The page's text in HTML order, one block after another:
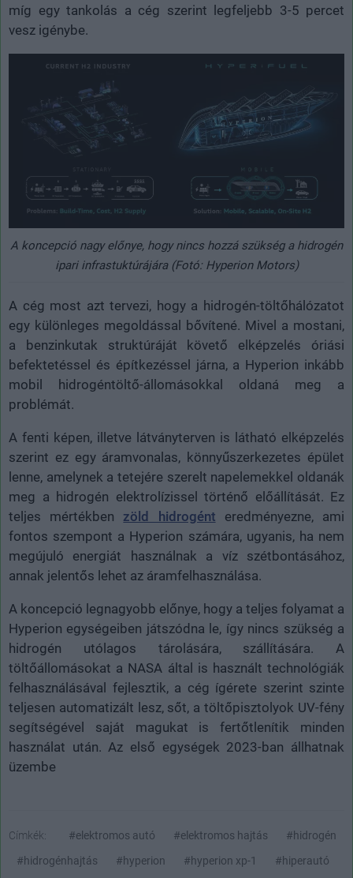
míg egy tankolás a cég szerint legfeljebb 3-5 percet
vesz igénybe.
A koncepció nagy előnye, hogy nincs hozzá szükség a hidrogén
ipari infrastuktúrájára (Fotó: Hyperion Motors)
A cég most azt tervezi, hogy a hidrogén-töltőhálózatot
egy különleges megoldással bővítené. Mivel a mostani,
a benzinkutak struktúráját követő elképzelés óriási
befektetéssel és építkezéssel járna, a Hyperion inkább
mobil hidrogéntöltő-állomásokkal oldaná meg a
problémát.
A fenti képen, illetve látványterven is látható elképzelés
szerint ez egy áramvonalas, könnyűszerkezetes épület
lenne, amelynek a tetejére szerelt napelemekkel oldanák
meg a hidrogén elektrolízissel történő előállítását. Ez
teljes mértékben zöld hidrogént eredményezne, ami
fontos szempont a Hyperion számára, ugyanis, ha nem
megújuló energiát használnak a víz szétbontásához,
annak jelentős lehet az áramfelhasználása.
A koncepció legnagyobb előnye, hogy a teljes folyamat a
Hyperion egységeiben játszódna le, így nincs szükség a
hidrogén utólagos tárolására, szállítására. A
töltőállomásokat a NASA által is használt technológiák
felhasználásával fejlesztik, a cég ígérete szerint szinte
teljesen automatizált lesz, sőt, a töltőpisztolyok UV-fény
segítségével saját magukat is fertőtlenítik minden
használat után. Az első egységek 2023-ban állhatnak
üzembe
Címkék: #elektromos autó #elektromos hajtás
#hidrogén
#hidrogénhajtás
#hyperion #hyperion xp-1 #hiperautó